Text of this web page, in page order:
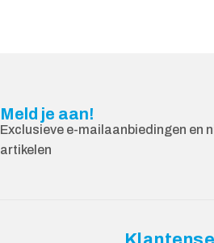
Meld je aan!
Exclusieve e-mailaanbiedingen en
artikelen